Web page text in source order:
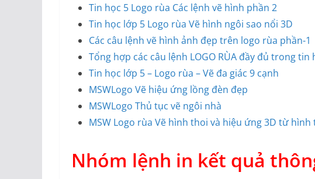
Tin học 5 Logo rùa Các lệnh vẽ hình phần 2
Tin học lớp 5 Logo rùa Vẽ hình ngôi sao nổi 3D
Các câu lệnh vẽ hình ảnh đẹp trên logo rùa phần-1
Tổng hợp các câu lệnh LOGO RÙA đầy đủ trong tin
Tin học lớp 5 – Logo rùa – Vẽ đa giác 9 cạnh
MSWLogo Vẽ hiệu ứng lồng đèn đẹp
MSWLogo Thủ tục vẽ ngôi nhà
MSW Logo rùa Vẽ hình thoi và hiệu ứng 3D từ hình
Nhóm lệnh in kết quả